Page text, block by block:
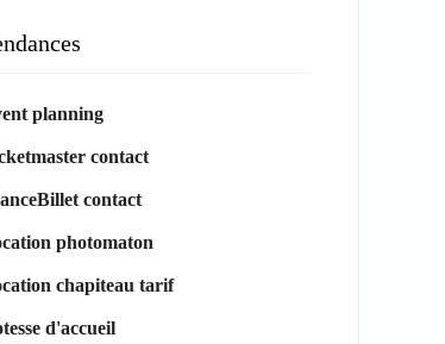
planning
contact
contact
photomaton
chapiteau tarif
d'accueil